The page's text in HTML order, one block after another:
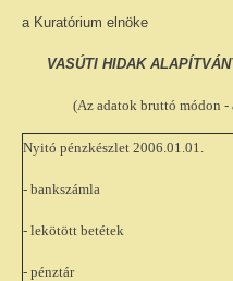
a Kuratórium elnöke
VASÚTI HIDAK
(Az adatok bruttó módon -
Nyitó pénzkészlet 2006.01.01.
- bankszámla
- lekötött betétek
- pénztár